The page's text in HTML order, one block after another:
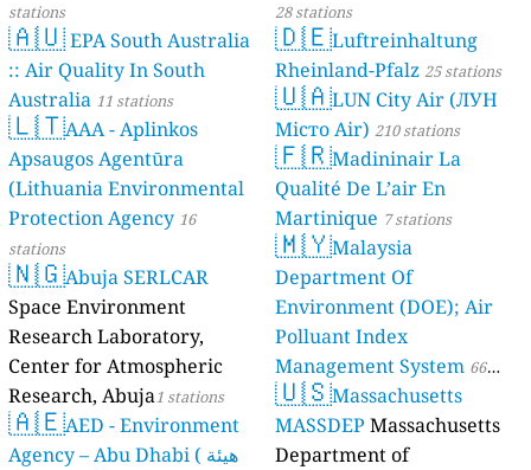
stations
🇦🇺EPA South Australia
:: Air Quality In South
Australia 11 stations
🇱🇹AAA - Aplinkos
Apsaugos Agentūra
(Lithuania Environmental
Protection Agency 16
stations
🇳🇬Abuja SERLCAR
Space Environment
Research Laboratory,
Center for Atmospheric
Research, Abuja1 stations
🇦🇪AED - Environment
Agency – Abu Dhabi ( هيئة
28 stations
🇩🇪Luftreinhaltung
Rheinland-Pfalz 25 stations
🇺🇦LUN City Air (ЛУН
Місто Air) 210 stations
🇫🇷Madininair La
Qualité De L’air En
Martinique 7 stations
🇲🇾Malaysia
Department Of
Environment (DOE); Air
Polluant Index
Management System 66
stations
🇺🇸Massachusetts
MASSDEP Massachusetts
Department of